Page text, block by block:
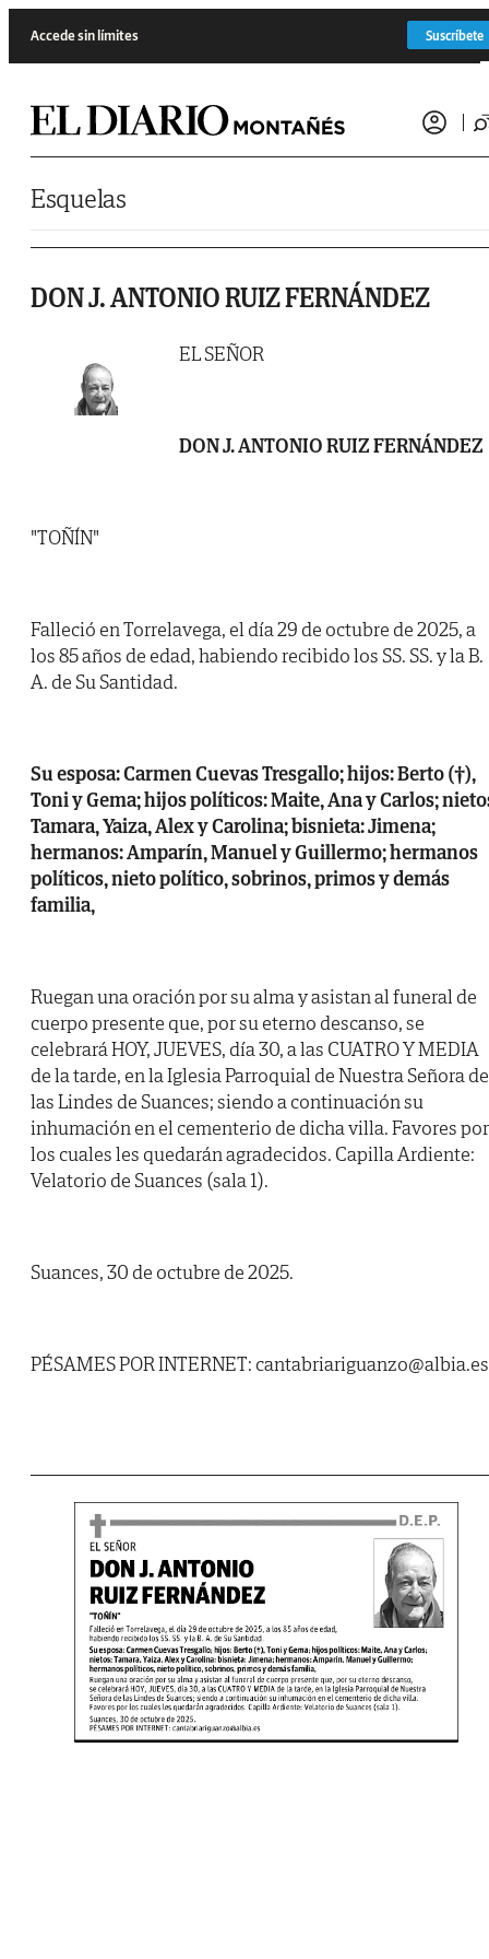
Accede sin límites Suscríbete
Esquelas
DON J. ANTONIO RUIZ FERNÁNDEZ
EL SEÑOR
DON J. ANTONIO RUIZ FERNÁNDEZ
"TOÑÍN"
Falleció en Torrelavega, el día 29 de octubre de 2025, a
los 85 años de edad, habiendo recibido los SS. SS. y la B.
A. de Su Santidad.
Su esposa: Carmen Cuevas Tresgallo; hijos: Berto (†),
Toni y Gema; hijos políticos: Maite, Ana y Carlos;
Tamara, Yaiza, Alex y Carolina; bisnieta: Jimena;
hermanos: Amparín, Manuel y Guillermo; hermanos
políticos, nieto político, sobrinos, primos y demás
familia,
Ruegan una oración por su alma y asistan al funeral de
cuerpo presente que, por su eterno descanso, se
celebrará HOY, JUEVES, día 30, a las CUATRO Y MEDIA
de la tarde, en la Iglesia Parroquial de Nuestra Señora de
las Lindes de Suances; siendo a continuación su
inhumación en el cementerio de dicha villa. Favores por
los cuales les quedarán agradecidos. Capilla Ardiente:
Velatorio de Suances (sala 1).
Suances, 30 de octubre de 2025.
PÉSAMES POR INTERNET: cantabriariguanzo@albia.es